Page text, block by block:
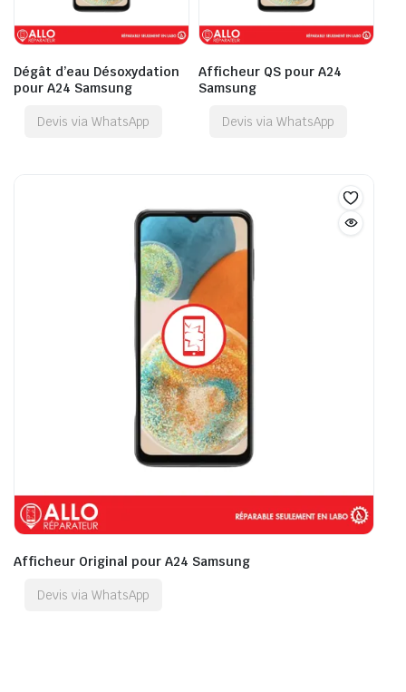
Dégât d’eau Désoxydation
pour A24 Samsung
Devis via WhatsApp
Afficheur QS pour A24
Samsung
Devis via WhatsApp
Afficheur Original pour A24 Samsung
Devis via WhatsApp